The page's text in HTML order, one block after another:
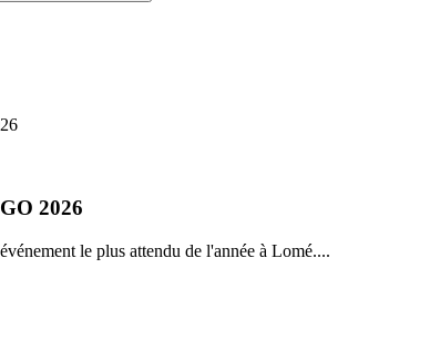
2026
le plus attendu de l'année à Lomé....